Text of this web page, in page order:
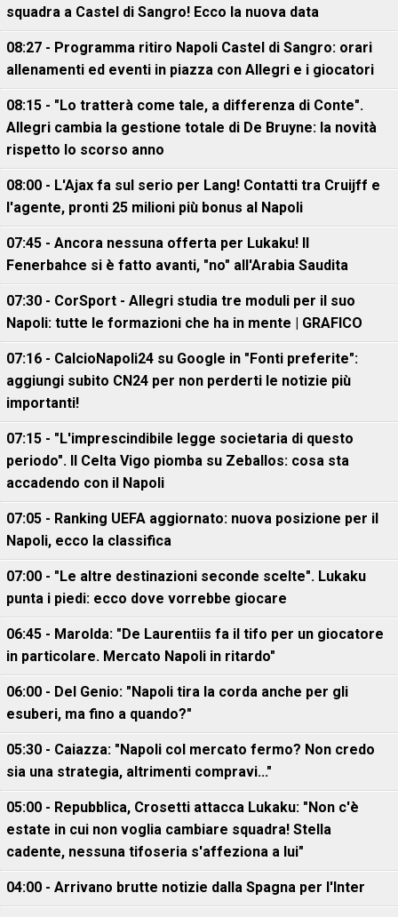
squadra a Castel di Sangro! Ecco la nuova data
08:27 - Programma ritiro Napoli Castel di Sangro: orari
allenamenti ed eventi in piazza con Allegri e i giocatori
08:15 - "Lo tratterà come tale, a differenza di Conte".
Allegri cambia la gestione totale di De Bruyne: la novità
rispetto lo scorso anno
08:00 - L'Ajax fa sul serio per Lang! Contatti tra Cruijff e
l'agente, pronti 25 milioni più bonus al Napoli
07:45 - Ancora nessuna offerta per Lukaku! Il
Fenerbahce si è fatto avanti, "no" all'Arabia Saudita
07:30 - CorSport - Allegri studia tre moduli per il suo
Napoli: tutte le formazioni che ha in mente | GRAFICO
07:16 - CalcioNapoli24 su Google in "Fonti preferite":
aggiungi subito CN24 per non perderti le notizie più
importanti!
07:15 - "L'imprescindibile legge societaria di questo
periodo". Il Celta Vigo piomba su Zeballos: cosa sta
accadendo con il Napoli
07:05 - Ranking UEFA aggiornato: nuova posizione per il
Napoli, ecco la classifica
07:00 - "Le altre destinazioni seconde scelte". Lukaku
punta i piedi: ecco dove vorrebbe giocare
06:45 - Marolda: "De Laurentiis fa il tifo per un giocatore
in particolare. Mercato Napoli in ritardo"
06:00 - Del Genio: "Napoli tira la corda anche per gli
esuberi, ma fino a quando?"
05:30 - Caiazza: "Napoli col mercato fermo? Non credo
sia una strategia, altrimenti compravi..."
05:00 - Repubblica, Crosetti attacca Lukaku: "Non c'è
estate in cui non voglia cambiare squadra! Stella
cadente, nessuna tifoseria s'affeziona a lui"
04:00 - Arrivano brutte notizie dalla Spagna per l'Inter